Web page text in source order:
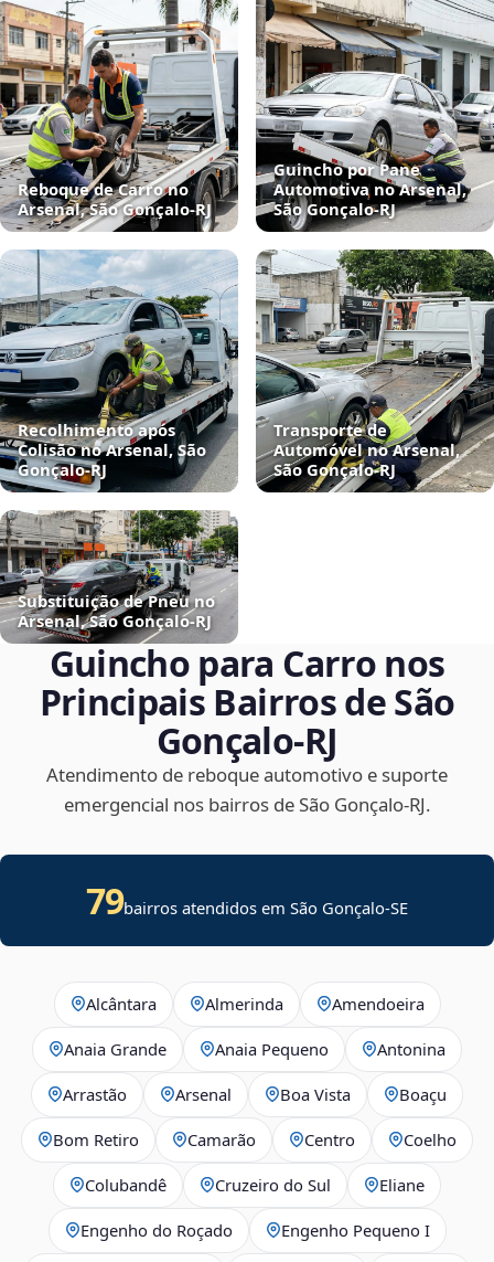
Reboque de Carro no
Arsenal, São Gonçalo‑RJ
Guincho por Pane
Automotiva no Arsenal,
São Gonçalo‑RJ
Recolhimento após
Colisão no Arsenal, São
Gonçalo‑RJ
Transporte de
Automóvel no Arsenal,
São Gonçalo‑RJ
Substituição de Pneu no
Arsenal, São Gonçalo‑RJ
Guincho para Carro nos
Principais Bairros de São
Gonçalo‑RJ
Atendimento de reboque automotivo e suporte
emergencial nos bairros de São Gonçalo‑RJ.
79bairros atendidos emSão Gonçalo-SE
Alcântara Almerinda Amendoeira
Anaia Grande Anaia Pequeno Antonina
Arrastão Arsenal Boa Vista Boaçu
Bom Retiro Camarão Centro Coelho
Colubandê Cruzeiro do Sul Eliane
Engenho do Roçado Engenho Pequeno I